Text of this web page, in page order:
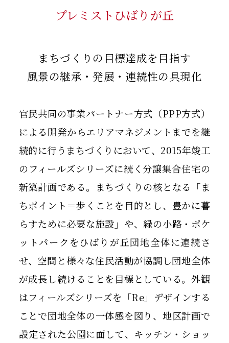
プレミストひばりが丘
まちづくりの目標達成を目指す
風景の継承・発展・連続性の具現化
官民共同の事業パートナー方式（PPP方式）
による開発からエリアマネジメントまでを継
続的に行うまちづくりにおいて、2015年竣工
のフィールズシリーズに続く分譲集合住宅の
新築計画である。まちづくりの核となる「ま
ちポイント＝歩くことを目的とし、豊かに暮
らすために必要な施設」や、緑の小路・ポケ
ットパークをひばりが丘団地全体に連続さ
せ、空間と様々な住民活動が協調し団地全体
が成長し続けることを目標としている。外観
はフィールズシリーズを「Re」デザインする
ことで団地全体の一体感を図り、地区計画で
設定された公園に面して、キッチン・ショッ